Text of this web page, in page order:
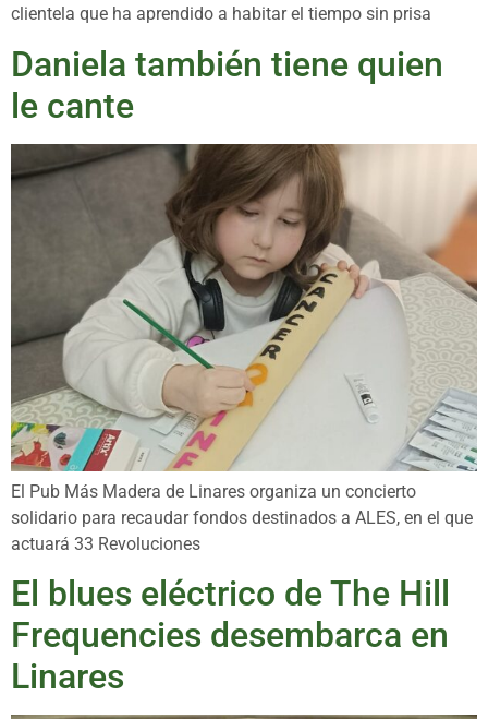
clientela que ha aprendido a habitar el tiempo sin prisa
Daniela también tiene quien
le cante
El Pub Más Madera de Linares organiza un concierto
solidario para recaudar fondos destinados a ALES, en el que
actuará 33 Revoluciones
El blues eléctrico de The Hill
Frequencies desembarca en
Linares